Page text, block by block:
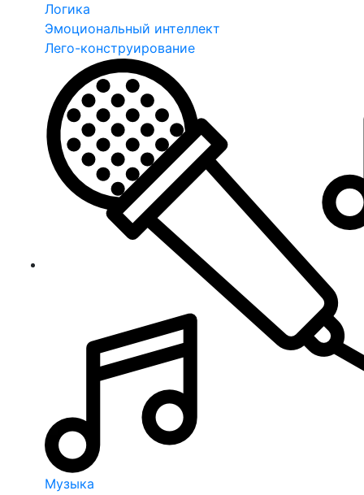
Логика
Эмоциональный интеллект
Лего-конструирование
Музыка